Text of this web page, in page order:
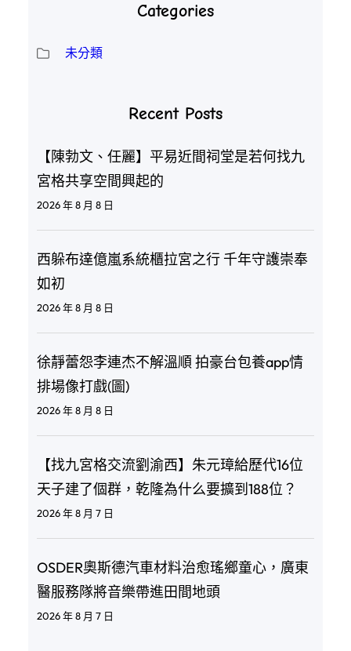
Categories
未分類
Recent Posts
【陳勃文、任麗】平易近間祠堂是若何找九
宮格共享空間興起的
2026 年 8 月 8 日
西躲布達億嵐系統櫃拉宮之行 千年守護崇奉
如初
2026 年 8 月 8 日
徐靜蕾怨李連杰不解溫順 拍豪台包養app情
排場像打戲(圖)
2026 年 8 月 8 日
【找九宮格交流劉渝西】朱元璋給歷代16位
天子建了個群，乾隆為什么要擴到188位？
2026 年 8 月 7 日
OSDER奧斯德汽車材料治愈瑤鄉童心，廣東
醫服務隊將音樂帶進田間地頭
2026 年 8 月 7 日